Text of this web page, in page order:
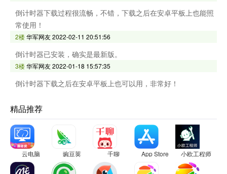
倒计时器下载过程很流畅，不错，下载之后在安卓平板上也能照
常使用！
2楼华军网友2022-02-11 20:51:56
倒计时器已安装，确实是最新版。
3楼华军网友2022-01-18 15:57:35
倒计时器下载之后在安卓平板上也可以用，非常好！
精品推荐
云电脑 豌豆荚 千聊 App Store 小欧工程师